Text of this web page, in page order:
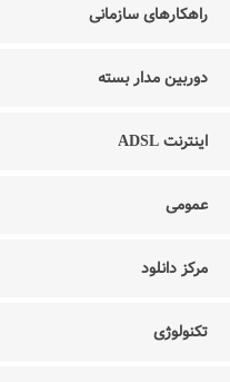
راهکارهای سازمانی
دوربین مدار بسته
اینترنت ADSL
عمومی
مرکز دانلود
تکنولوژی